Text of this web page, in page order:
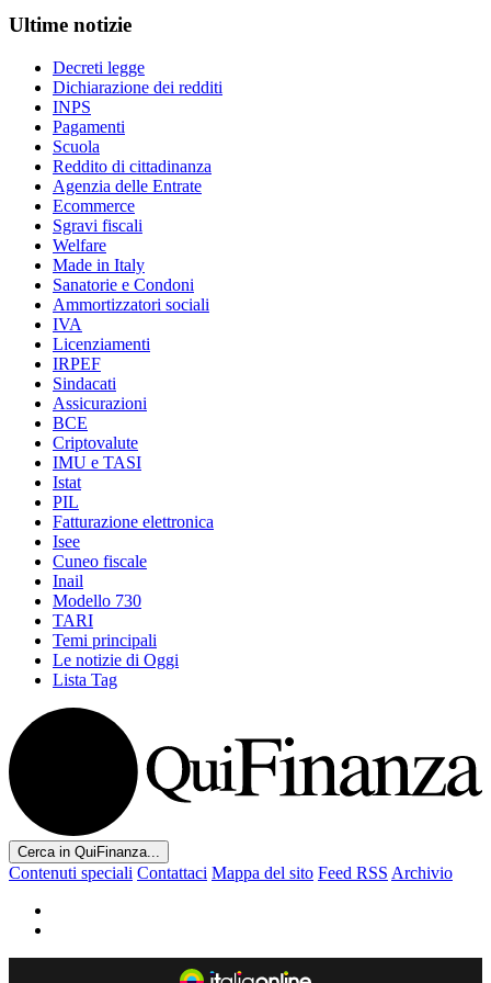
Ultime notizie
Decreti legge
Dichiarazione dei redditi
INPS
Pagamenti
Scuola
Reddito di cittadinanza
Agenzia delle Entrate
Ecommerce
Sgravi fiscali
Welfare
Made in Italy
Sanatorie e Condoni
Ammortizzatori sociali
IVA
Licenziamenti
IRPEF
Sindacati
Assicurazioni
BCE
Criptovalute
IMU e TASI
Istat
PIL
Fatturazione elettronica
Isee
Cuneo fiscale
Inail
Modello 730
TARI
Temi principali
Le notizie di Oggi
Lista Tag
Cerca in QuiFinanza...
Contenuti speciali Contattaci Mappa del sito Feed RSS Archivio